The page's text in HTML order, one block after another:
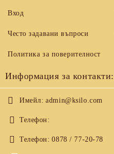
Вход
Често задавани въпроси
Политика за поверителност
Информация за контакти:
Имейл: admin@ksilo.com
Телефон:
Телефон: 0878 / 77-20-78